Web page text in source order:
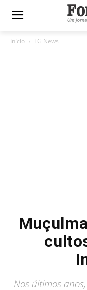
Início FG News
Nos últimos